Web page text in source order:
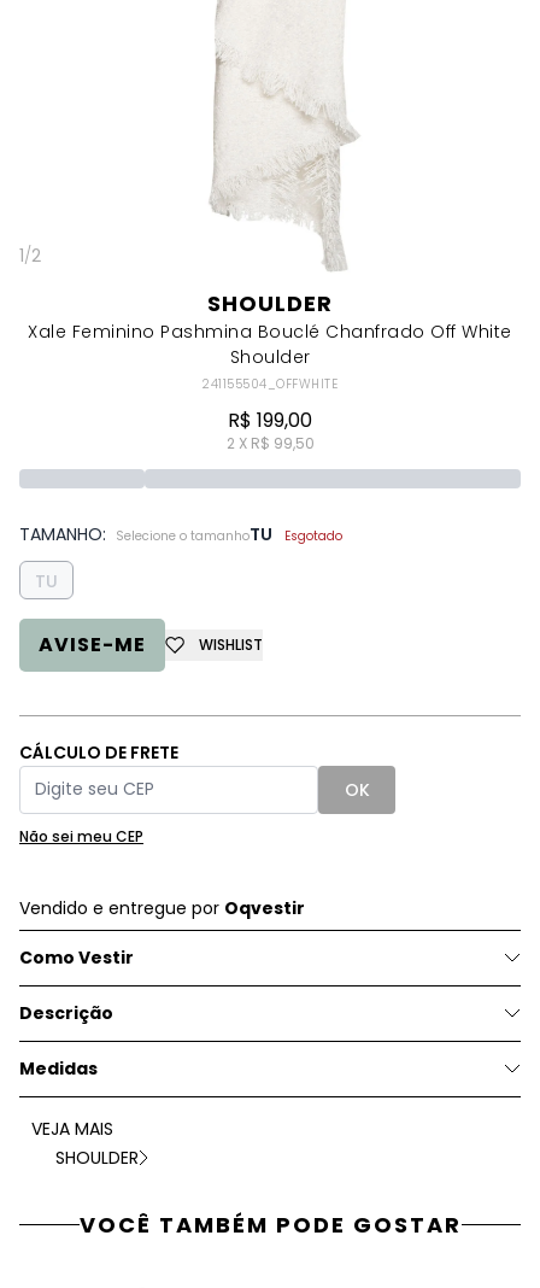
1/2
SHOULDER
Xale Feminino Pashmina Bouclé Chanfrado Off White
Shoulder
241155504_OFFWHITE
R$ 199,00
2 X R$ 99,50
TAMANHO: Selecione o tamanhoTU Esgotado
TU
AVISE-ME WISHLIST
CÁLCULO DE FRETE
OK
Não sei meu CEP
Vendido e entregue por Oqvestir
Como Vestir
Descrição
Medidas
VEJA MAIS
SHOULDER
VOCÊ TAMBÉM PODE GOSTAR